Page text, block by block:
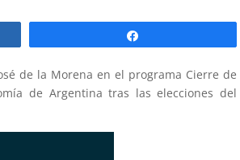
de la Morena en el programa Cierre de
de Argentina tras las elecciones del